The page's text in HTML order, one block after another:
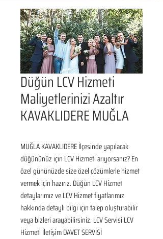
Düğün LCV Hizmeti
Maliyetlerinizi Azaltır
KAVAKLIDERE MUĞLA
MUĞLA KAVAKLIDERE İlçesinde yapılacak
düğününüz için LCV Hizmeti arıyorsanız? En
özel gününüzde size özel çözümlerle hizmet
vermek için hazırız. Düğün LCV Hizmet
detaylarımız ve LCV Hizmet fiyatlarımız
hakkında detaylı bilgi için talep oluşturabilir
veya bizleri arayabilirsiniz. LCV Servisi LCV
Hizmeti İletişim DAVET SERVİSİ